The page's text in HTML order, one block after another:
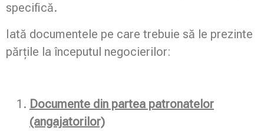
specifică.
Iată documentele pe care trebuie să le prezinte
părțile la începutul negocierilor:
Documente din partea patronatelor
(angajatorilor)